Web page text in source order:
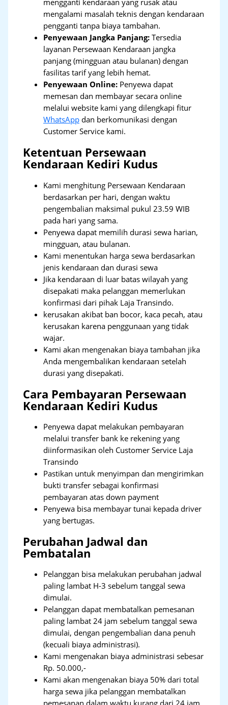
mengganti kendaraan yang rusak atau
mengalami masalah teknis dengan kendaraan
pengganti tanpa biaya tambahan.
Penyewaan Jangka Panjang: Tersedia
layanan Persewaan Kendaraan jangka
panjang (mingguan atau bulanan) dengan
fasilitas tarif yang lebih hemat.
Penyewaan Online: Penyewa dapat
memesan dan membayar secara online
melalui website kami yang dilengkapi fitur
WhatsApp dan berkomunikasi dengan
Customer Service kami.
Ketentuan Persewaan
Kendaraan Kediri Kudus
Kami menghitung Persewaan Kendaraan
berdasarkan per hari, dengan waktu
pengembalian maksimal pukul 23.59 WIB
pada hari yang sama.
Penyewa dapat memilih durasi sewa harian,
mingguan, atau bulanan.
Kami menentukan harga sewa berdasarkan
jenis kendaraan dan durasi sewa
Jika kendaraan di luar batas wilayah yang
disepakati maka pelanggan memerlukan
konfirmasi dari pihak Laja Transindo.
kerusakan akibat ban bocor, kaca pecah, atau
kerusakan karena penggunaan yang tidak
wajar.
Kami akan mengenakan biaya tambahan jika
Anda mengembalikan kendaraan setelah
durasi yang disepakati.
Cara Pembayaran Persewaan
Kendaraan Kediri Kudus
Penyewa dapat melakukan pembayaran
melalui transfer bank ke rekening yang
diinformasikan oleh Customer Service Laja
Transindo
Pastikan untuk menyimpan dan mengirimkan
bukti transfer sebagai konfirmasi
pembayaran atas down payment
Penyewa bisa membayar tunai kepada driver
yang bertugas.
Perubahan Jadwal dan
Pembatalan
Pelanggan bisa melakukan perubahan jadwal
paling lambat H-3 sebelum tanggal sewa
dimulai.
Pelanggan dapat membatalkan pemesanan
paling lambat 24 jam sebelum tanggal sewa
dimulai, dengan pengembalian dana penuh
(kecuali biaya administrasi).
Kami mengenakan biaya administrasi sebesar
Rp. 50.000,-
Kami akan mengenakan biaya 50% dari total
harga sewa jika pelanggan membatalkan